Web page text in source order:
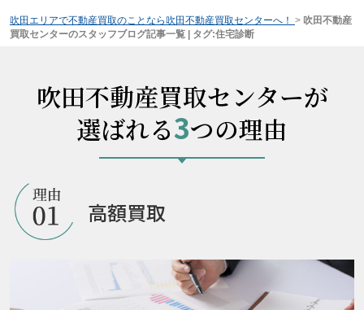
吹田エリアで不動産買取のことなら吹田不動産買取センターへ！ > 吹田不動産
買取センターのスタッフブログ記事一覧 | タグ:住宅診断
吹田不動産買取センターが
選ばれる3つの理由
高額買取